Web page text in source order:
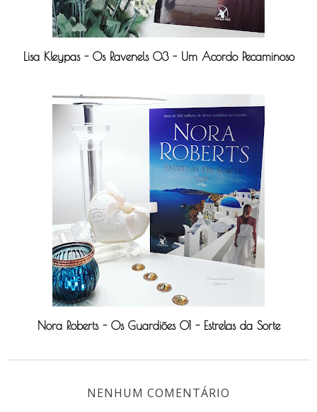
Lisa Kleypas - Os Ravenels 03 - Um Acordo Pecaminoso
Nora Roberts - Os Guardiões 01 - Estrelas da Sorte
NENHUM COMENTÁRIO